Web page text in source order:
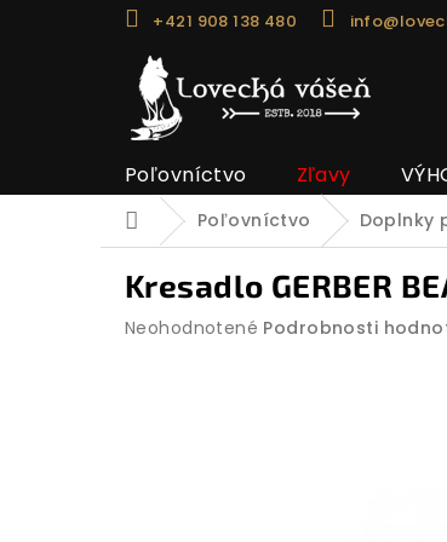
+421 908 138 480
Poľovníctvo Zľavy
DomovPoľovníctvo Doplnky
Kresadlo GERBER
Priemerné
Neohodnotené Podrobnosti